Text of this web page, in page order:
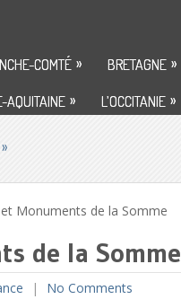
COMTÉ » BRETAGNE »
AQUITAINE » L’OCCITANIE »
»
Monuments de la Somme
de la Somme
No Comments